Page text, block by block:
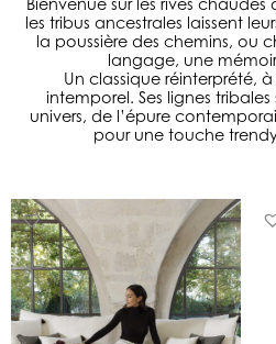
les tribus ancestrales laissent
la poussière des chemins, ou
langage, une
Un classique réinterprété,
intemporel. Ses lignes
univers, de l’épure
pour une touche